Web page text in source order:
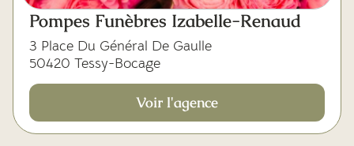
Pompes Funèbres Izabelle-Renaud
3 Place Du Général De Gaulle
50420 Tessy-Bocage
Voir l'agence